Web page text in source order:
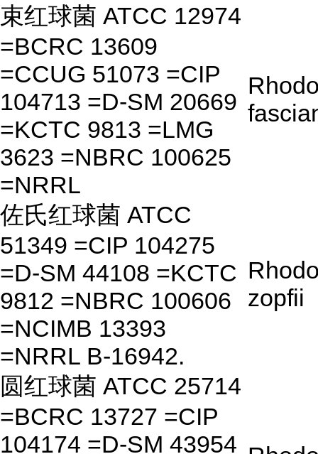
束红球菌 ATCC 12974
=BCRC 13609
=CCUG 51073 =CIP
104713 =D-SM 20669
=KCTC 9813 =LMG
3623 =NBRC 100625
=NRRL
佐氏红球菌 ATCC
51349 =CIP 104275
=D-SM 44108 =KCTC
9812 =NBRC 100606
=NCIMB 13393
=NRRL B-16942.
zopfii
圆红球菌 ATCC 25714
=BCRC 13727 =CIP
104174 =D-SM 43954